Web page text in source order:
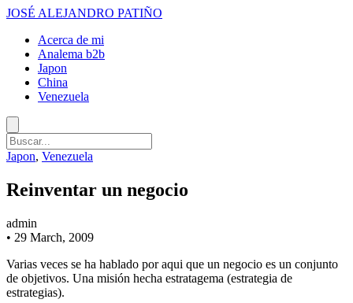
JOSÉ ALEJANDRO PATIÑO
Acerca de mi
Analema b2b
Japon
China
Venezuela
Japon, Venezuela
Reinventar un negocio
admin
• 29 March, 2009
Varias veces se ha hablado por aqui que un negocio es un conjunto
de objetivos. Una misión hecha estratagema (estrategia de
estrategias).